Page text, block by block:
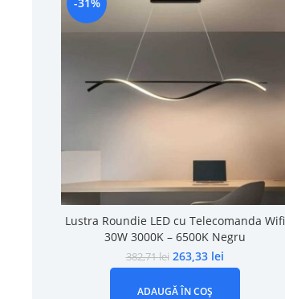
Lustra Roundie LED cu Telecomanda Wifi
30W 3000K – 6500K Negru
382,71lei 263,33 lei
ADAUGĂ ÎN COȘ